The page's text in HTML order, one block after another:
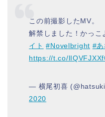
この前撮影したMV。
解禁しました！かっこ
イト #Novelbright #
https://t.co/
— 横尾初喜
2020